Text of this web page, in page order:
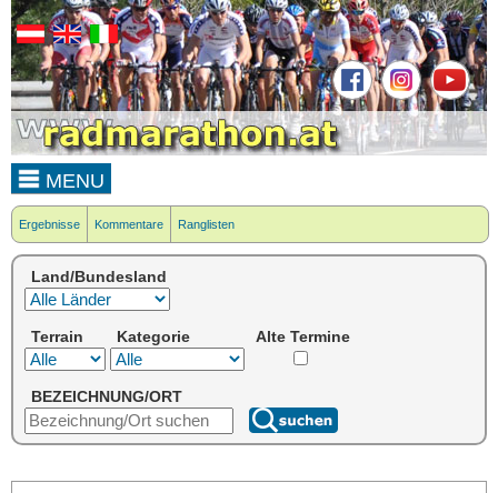
MENU
Ergebnisse Kommentare Ranglisten
Land/Bundesland
Terrain Kategorie Alte Termine
BEZEICHNUNG/ORT